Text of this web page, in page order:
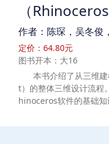
（
作者：陈琛，吴冬俊
定价：64.80元
图书开本：大16
本书介绍了从三维
t）的整体三维设计流程
hinoceros软件的基础